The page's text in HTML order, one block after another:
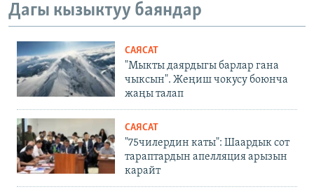
Дагы кызыктуу баяндар
САЯСАТ
"Мыкты даярдыгы барлар гана
чыксын". Жеңиш чокусу боюнча
жаңы талап
САЯСАТ
"75чилердин каты": Шаардык сот
тараптардын апелляция арызын
карайт